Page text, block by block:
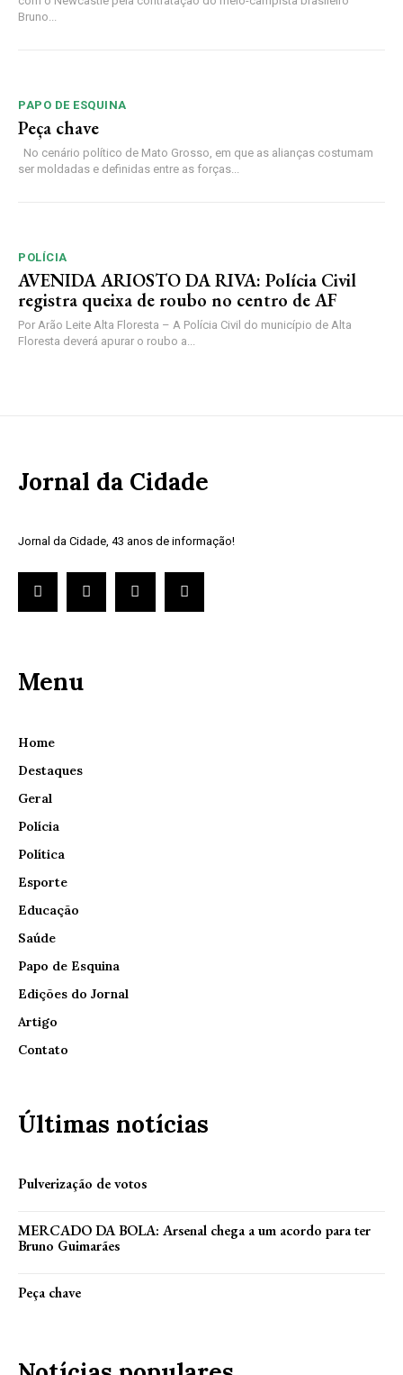
Bruno...
PAPO DE ESQUINA
Peça chave
No cenário político de Mato Grosso, em que as alianças costumam
ser moldadas e definidas entre as forças...
POLÍCIA
AVENIDA ARIOSTO DA RIVA: Polícia Civil
registra queixa de roubo no centro de AF
Por Arão Leite Alta Floresta – A Polícia Civil do município de Alta
Floresta deverá apurar o roubo a...
Jornal da Cidade
Jornal da Cidade, 43 anos de informação!
Menu
Home
Destaques
Geral
Polícia
Política
Esporte
Educação
Saúde
Papo de Esquina
Edições do Jornal
Artigo
Contato
Últimas notícias
Pulverização de votos
MERCADO DA BOLA: Arsenal chega a um acordo para ter
Bruno Guimarães
Peça chave